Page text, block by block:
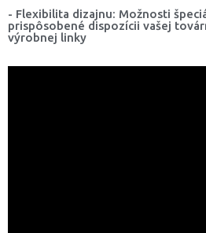
- Flexibilita dizajnu: Možnosti
prispôsobené dispozícii vašej
výrobnej linky